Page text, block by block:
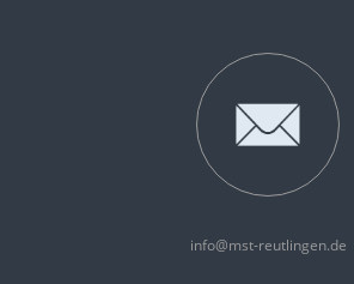
info@mst-reutlingen.de